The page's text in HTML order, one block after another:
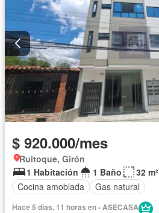
$ 920.000/mes
Ruitoque, Girón
1 Habitación
1 Baño
32 m²
Cocina amoblada
Gas natural
Hace 5 días, 11 horas en - ASECASA